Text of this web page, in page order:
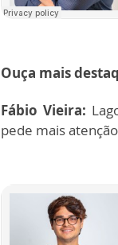
Ouça mais
Fábio Vieira:
pede mais